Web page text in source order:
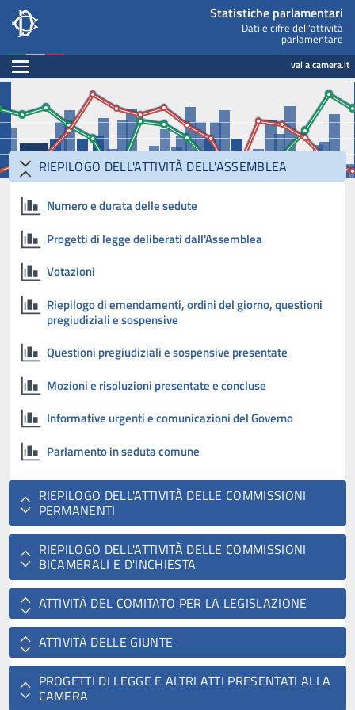
Statistiche parlamentari, Camera dei Deputati -
Salta al contenuto principale
Salta al menu di navigazione Statistiche parlamentari
Dati e cifre dell'attività
parlamentare
Espandi vai a camera.it
RIEPILOGO DELL'ATTIVITÀ DELL'ASSEMBLEA
Numero e durata delle sedute
Progetti di legge deliberati dall'Assemblea
Votazioni
Riepilogo di emendamenti, ordini del giorno, questioni
pregiudiziali e sospensive
Questioni pregiudiziali e sospensive presentate
Mozioni e risoluzioni presentate e concluse
Informative urgenti e comunicazioni del Governo
Parlamento in seduta comune
RIEPILOGO DELL'ATTIVITÀ DELLE COMMISSIONI
PERMANENTI
RIEPILOGO DELL'ATTIVITÀ DELLE COMMISSIONI
BICAMERALI E D'INCHIESTA
ATTIVITÀ DEL COMITATO PER LA LEGISLAZIONE
ATTIVITÀ DELLE GIUNTE
PROGETTI DI LEGGE E ALTRI ATTI PRESENTATI ALLA
CAMERA
Navigazione pagine di servizio
Fine pagina
Salta al contenuto principale
Salta al menu di navigazione
Vai a inizio pagina